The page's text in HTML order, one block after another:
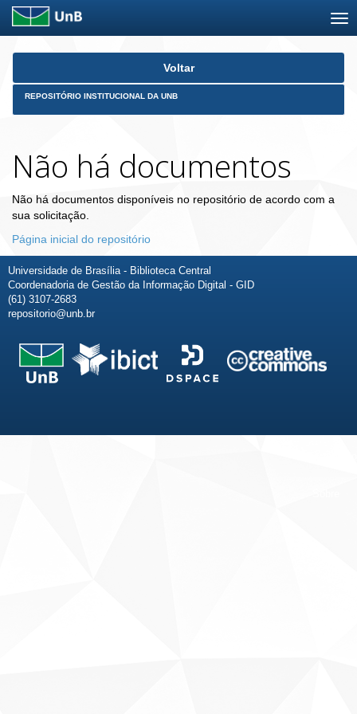
Skip
Voltar
REPOSITÓRIO INSTITUCIONAL DA UNB
Não há documentos
Não há documentos disponíveis no repositório de acordo com a
sua solicitação.
Página inicial do repositório
Universidade de Brasília - Biblioteca Central
Coordenadoria de Gestão da Informação Digital - GID
(61) 3107-2683
repositorio@unb.br